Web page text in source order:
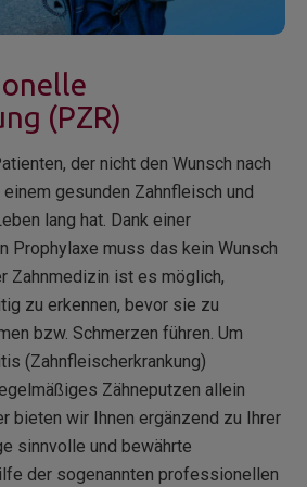
(PZR)
der nicht den Wunsch nach
gesunden Zahnfleisch und
lang hat. Dank einer
Prophylaxe muss das kein Wunsch
Zahnmedizin ist es möglich,
zu erkennen, bevor sie zu
bzw. Schmerzen führen. Um
(Zahnfleischerkrankung)
Zähneputzen allein
bieten wir Ihnen ergänzend zu Ihrer
sinnvolle und bewährte
der sogenannten professionellen